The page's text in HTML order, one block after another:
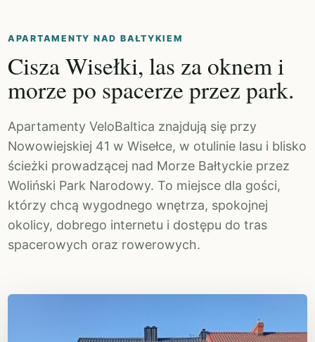
APARTAMENTY NAD BAŁTYKIEM
Cisza Wisełki, las za oknem i
morze po spacerze przez park.
Apartamenty VeloBaltica znajdują się przy
Nowowiejskiej 41 w Wisełce, w otulinie lasu i blisko
ścieżki prowadzącej nad Morze Bałtyckie przez
Woliński Park Narodowy. To miejsce dla gości,
którzy chcą wygodnego wnętrza, spokojnej
okolicy, dobrego internetu i dostępu do tras
spacerowych oraz rowerowych.